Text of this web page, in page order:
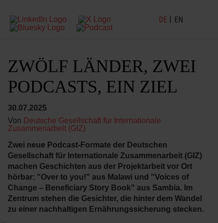
DE EN
ZWÖLF LÄNDER, ZWEI
PODCASTS, EIN ZIEL
30.07.2025
Von Deutsche Gesellschaft für Internationale
Zusammenarbeit (GIZ)
Zwei neue Podcast-Formate der Deutschen
Gesellschaft für Internationale Zusammenarbeit (GIZ)
machen Geschichten aus der Projektarbeit vor Ort
hörbar: "Over to you!" aus Malawi und "Voices of
Change – Beneficiary Story Book" aus Sambia. Im
Zentrum stehen die Gesichter, die hinter dem Wandel
zu einer nachhaltigen Ernährungssicherung stecken.